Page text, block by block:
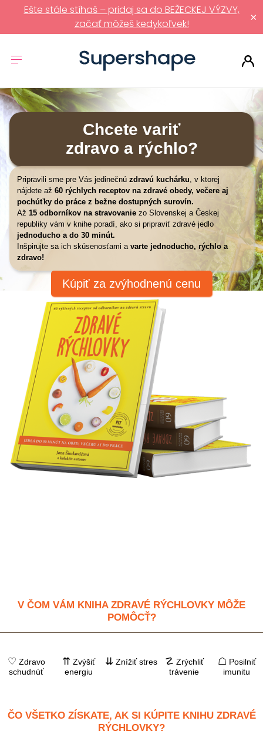
×
Ešte stále stíhaš – pridaj sa do BEŽECKEJ VÝZVY,
začať môžeš kedykoľvek!
Chcete variť
zdravo a rýchlo?
Pripravili sme pre Vás jedinečnú zdravú kuchárku, v ktorej
nájdete až 60 rýchlych receptov na zdravé obedy, večere aj
pochúťky do práce z bežne dostupných surovín.
Až 15 odborníkov na stravovaniezo Slovenskej a Českej
republiky vám v knihe poradí, ako si pripraviť zdravé jedlo
jednoducho a do 30 minút.
Inšpirujte sa ich skúsenosťami a varte jednoducho, rýchlo a
zdravo!
Kúpiť za zvýhodnenú cenu
V ČOM VÁM KNIHA ZDRAVÉ RÝCHLOVKY MÔŽE
POMÔCŤ?
♡ Zdravo
schudnúť
⇈ Zvýšiť
energiu
⇊ Znížiť stres ☡ Zrýchliť
trávenie
☖ Posilniť
imunitu
ČO VŠETKO ZÍSKATE, AK SI KÚPITE KNIHU ZDRAVÉ
RÝCHLOVKY?